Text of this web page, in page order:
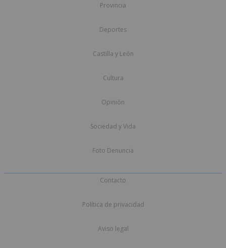
Provincia
Deportes
Castilla y León
Cultura
Opinión
Sociedad y Vida
Foto Denuncia
Contacto
Política de privacidad
Aviso legal